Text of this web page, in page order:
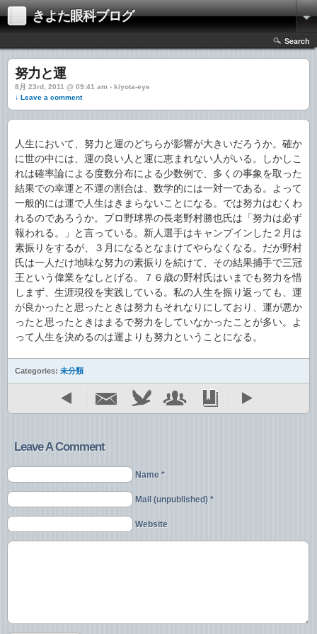
きよた眼科ブログ
Search
努力と運
8月 23rd, 2011 @ 09:41 am › kiyota-eye
↓ Leave a comment
人生において、努力と運のどちらが影響が大きいだろうか。確か
に世の中には、運の良い人と運に恵まれない人がいる。しかしこ
れは確率論による度数分布による少数例で、多くの事象を取った
結果での幸運と不運の割合は、数学的には一対一である。よって
一般的には運で人生はきまらないことになる。では努力はむくわ
れるのであろうか。プロ野球界の長老野村勝也氏は「努力は必ず
報われる。」と言っている。新人選手はキャンプインした２月は
素振りをするが、３月になるとなまけてやらなくなる。だが野村
氏は一人だけ地味な努力の素振りを続けて、その結果捕手で三冠
王という偉業をなしとげる。７６歳の野村氏はいまでも努力を惜
しまず、生涯現役を実践している。私の人生を振り返っても、運
が良かったと思ったときは努力もそれなりにしており、運が悪か
ったと思ったときはまるで努力をしていなかったことが多い。よ
って人生を決めるのは運よりも努力ということになる。
Categories: 未分類
Leave A Comment
Name *
Mail (unpublished) *
Website